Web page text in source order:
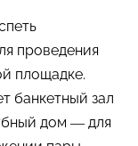
проведения
площадке.
банкетный зал
дом — для